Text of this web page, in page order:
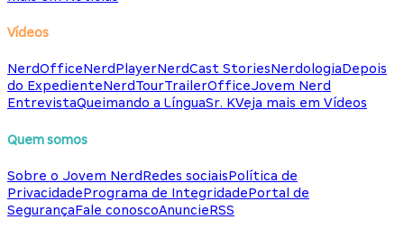
Vídeos
NerdOfficeNerdPlayerNerdCast StoriesNerdologiaDepois
do ExpedienteNerdTourTrailerOfficeJovem Nerd
EntrevistaQueimando a LínguaSr. KVeja mais em Vídeos
Quem somos
Sobre o Jovem NerdRedes sociaisPolítica de
PrivacidadePrograma de IntegridadePortal de
SegurançaFale conoscoAnuncieRSS